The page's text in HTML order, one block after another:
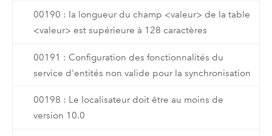
00190 : la longueur du champ <valeur> de la table
<valeur> est supérieure à 128 caractères
00191 : Configuration des fonctionnalités du
service d'entités non valide pour la synchronisation
00198 : Le localisateur doit être au moins de
version 10.0